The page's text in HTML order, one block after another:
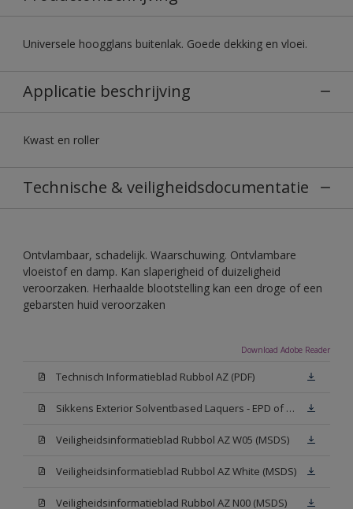
Universele hoogglans buitenlak. Goede dekking en vloei.
Applicatie beschrijving
Kwast en roller
Technische & veiligheidsdocumentatie
Ontvlambaar, schadelijk. Waarschuwing. Ontvlambare
vloeistof en damp. Kan slaperigheid of duizeligheid
veroorzaken. Herhaalde blootstelling kan een droge of een
gebarsten huid veroorzaken
Download Adobe Reader
Technisch Informatieblad Rubbol AZ (PDF)
Sikkens Exterior Solventbased Laquers - EPD of Milieuproductverklaring
Veiligheidsinformatieblad Rubbol AZ W05 (MSDS)
Veiligheidsinformatieblad Rubbol AZ White (MSDS)
Veiligheidsinformatieblad Rubbol AZ N00 (MSDS)